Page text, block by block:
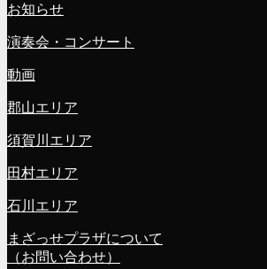
お知らせ
演奏会・コンサート
動画
郡山エリア
須賀川エリア
田村エリア
石川エリア
まざっせプラザについて
（お問い合わせ）